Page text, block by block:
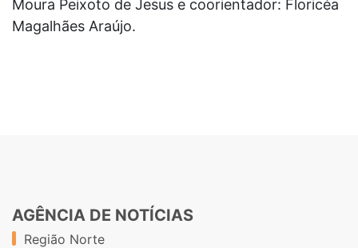
Moura Peixoto de Jesus e coorientador: Floricéa
Magalhães Araújo.
AGÊNCIA DE NOTÍCIAS
Região Norte